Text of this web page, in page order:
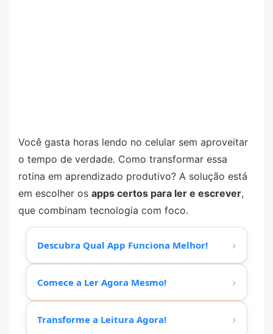
Você gasta horas lendo no celular sem aproveitar
o tempo de verdade. Como transformar essa
rotina em aprendizado produtivo? A solução está
em escolher os apps certos para ler e escrever,
que combinam tecnologia com foco.
Descubra Qual App Funciona Melhor! ›
Comece a Ler Agora Mesmo! ›
Transforme a Leitura Agora! ›